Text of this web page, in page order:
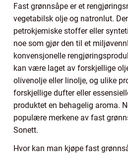
Fast grønnsåpe er et
vegetabilsk olje og natronlut.
petrokjemiske stoffer eller
noe som gjør den til et
konvensjonelle
kan være laget av forskjellige
olivenolje eller linolje, og ulike
forskjellige dufter eller
produktet en behagelig aroma.
populære merkene av fast
Sonett.
Hvor kan man kjøpe fast